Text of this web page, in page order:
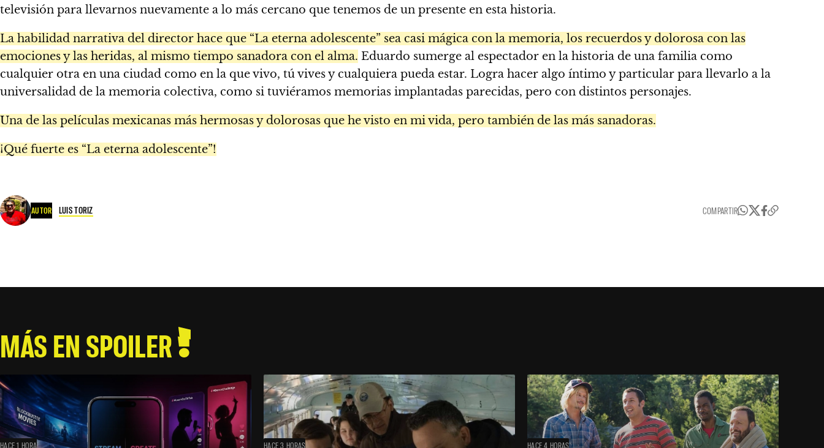
televisión para llevarnos nuevamente a lo más cercano que tenemos de un presente en esta historia.
La habilidad narrativa del director hace que “La eterna adolescente” sea casi mágica con la memoria, los recuerdos y dolorosa con las
emociones y las heridas, al mismo tiempo sanadora con el alma. Eduardo sumerge al espectador en la historia de una familia como
cualquier otra en una ciudad como en la que vivo, tú vives y cualquiera pueda estar. Logra hacer algo íntimo y particular para llevarlo a la
universalidad de la memoria colectiva, como si tuviéramos memorias implantadas parecidas, pero con distintos personajes.
Una de las películas mexicanas más hermosas y dolorosas que he visto en mi vida, pero también de las más sanadoras.
¡Qué fuerte es “La eterna adolescente”!
AUTOR LUIS TORIZ COMPARTIR
MÁS EN SPOILER
HACE 1 HORA HACE 3 HORAS HACE 4 HORAS